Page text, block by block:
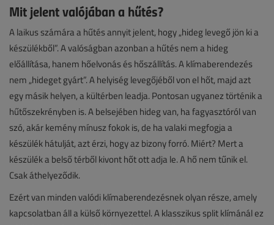
Mit jelent valójában a hűtés?
A laikus számára a hűtés annyit jelent, hogy „hideg levegő jön ki a
készülékből”. A valóságban azonban a hűtés nem a hideg
előállítása, hanem hőelvonás és hőszállítás. A klímaberendezés
nem „hideget gyárt”. A helyiség levegőjéből von el hőt, majd azt
egy másik helyen, a kültérben leadja. Pontosan ugyanez történik a
hűtőszekrényben is. A belsejében hideg van, ha fagyasztóról van
szó, akár kemény mínusz fokok is, de ha valaki megfogja a
készülék hátulját, azt érzi, hogy az bizony forró. Miért? Mert a
készülék a belső térből kivont hőt ott adja le. A hő nem tűnik el.
Csak áthelyeződik.
Ezért van minden valódi klímaberendezésnek olyan része, amely
kapcsolatban áll a külső környezettel. A klasszikus split klímánál ez